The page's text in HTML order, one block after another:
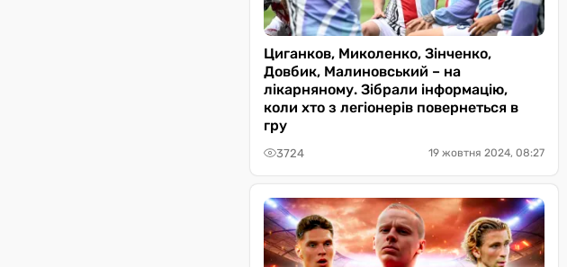
Циганков, Миколенко, Зінченко,
Довбик, Малиновський – на
лікарняному. Зібрали інформацію,
коли хто з легіонерів повернеться в
гру
3724 19 жовтня 2024, 08:27